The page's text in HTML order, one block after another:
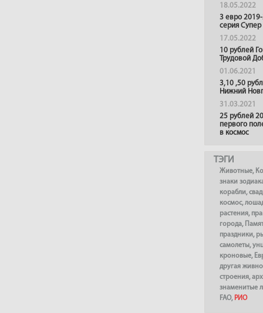
18.05.2022
3 евро
серия
17.05.2022
10 рублей
Трудовой
01.06.2021
3,10 ,50
Нижний
31.03.2021
25 рублей
первого
в космос
ТЭГИ
Животные,
знаки
корабли,
космос,
растения,
города,
праздники,
самолеты,
кроновые,
другая
строения,
знаменитые
FAO, РИО